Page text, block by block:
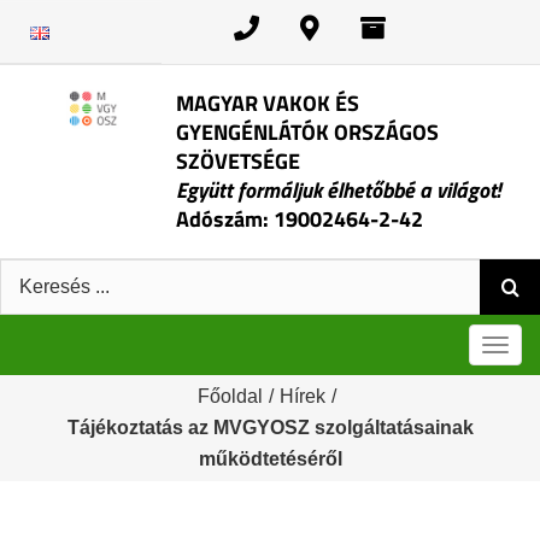
MAGYAR VAKOK ÉS
GYENGÉNLÁTÓK ORSZÁGOS
SZÖVETSÉGE
Együtt formáljuk élhetőbbé a világot!
Adószám: 19002464-2-42
Keresés:
Főoldal / Hírek /
Tájékoztatás az MVGYOSZ szolgáltatásainak
működtetéséről